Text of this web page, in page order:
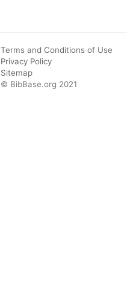
Terms and Conditions of Use
Privacy Policy
Sitemap
© BibBase.org 2021